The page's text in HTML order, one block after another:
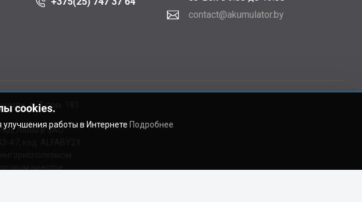
contact@akumulator.by
д. 7, пом. 181
в ЗАО
47, код ALFABY2X
cookies.
работы в Интернете Подробнее